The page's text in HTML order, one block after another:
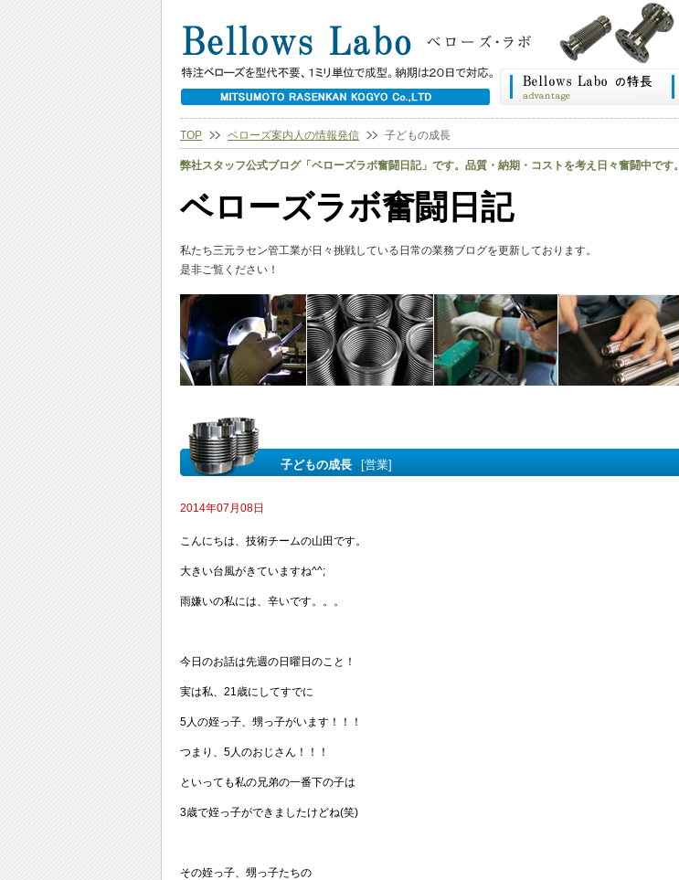
TOP ベローズ案内人の情報発信 子どもの成長
弊社スタッフ公式ブログ「ベローズラボ奮闘日記」です。品質・納期・コストを考え日々奮闘中です。
ベローズラボ奮闘日記
私たち三元ラセン管工業が日々挑戦している日常の業務ブログを更新しております。
是非ご覧ください！
子どもの成長 [営業]
2014年07月08日
こんにちは、技術チームの山田です。
大きい台風がきていますね^^;
雨嫌いの私には、辛いです。。。
今日のお話は先週の日曜日のこと！
実は私、21歳にしてすでに
5人の姪っ子、甥っ子がいます！！！
つまり、5人のおじさん！！！
といっても私の兄弟の一番下の子は
3歳で姪っ子ができましたけどね(笑)
その姪っ子、甥っ子たちの